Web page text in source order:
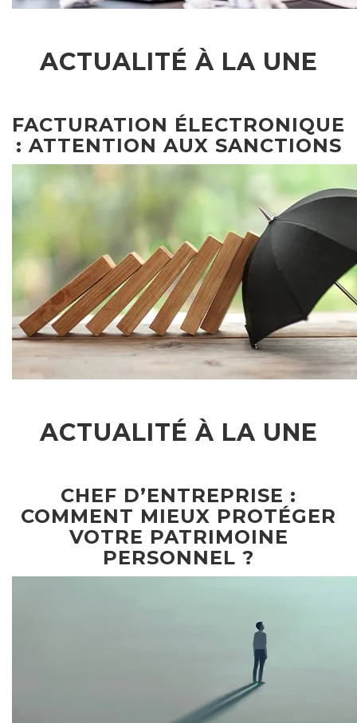
ACTUALITÉ À LA UNE
FACTURATION ÉLECTRONIQUE
: ATTENTION AUX SANCTIONS
ACTUALITÉ À LA UNE
CHEF D’ENTREPRISE :
COMMENT MIEUX PROTÉGER
VOTRE PATRIMOINE
PERSONNEL ?